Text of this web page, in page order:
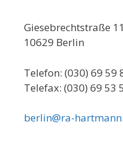
Giesebrechtstraße 11
10629 Berlin
Telefon: (030) 69 59
Telefax: (030) 69 53
berlin@ra-